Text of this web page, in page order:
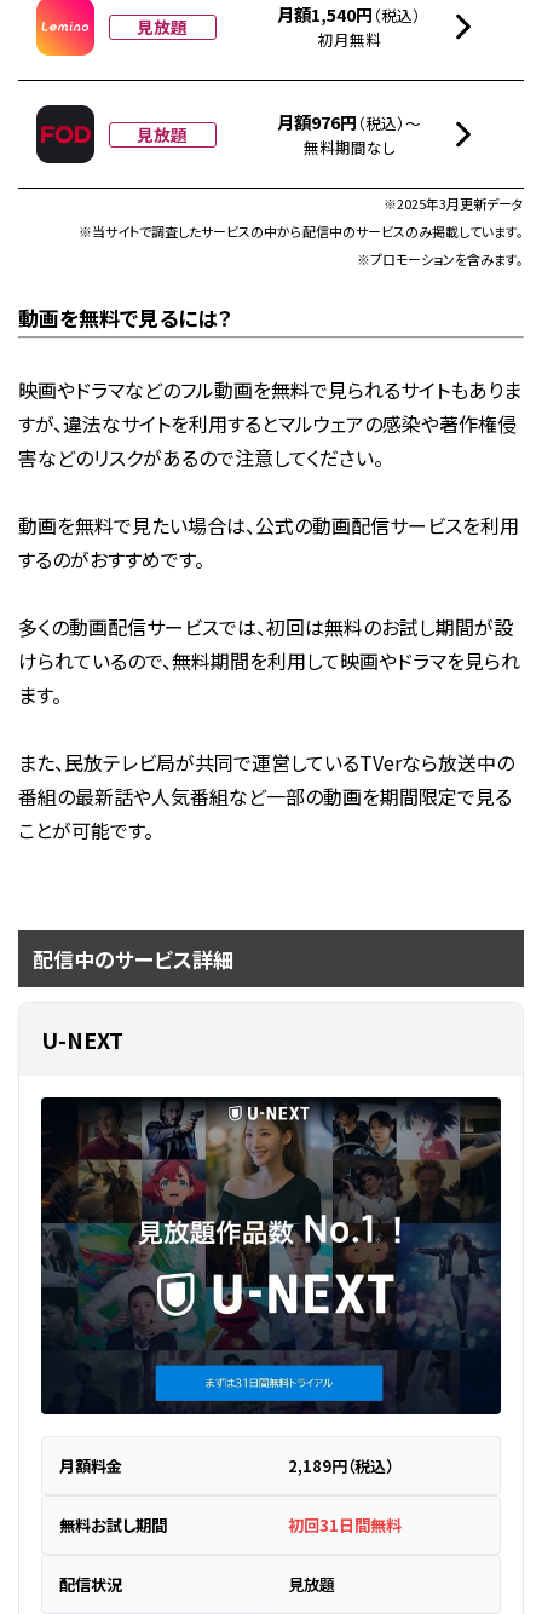
見放題 月額1,540円 （税込）
初月無料
見放題 月額976円 （税込）～
無料期間なし
※2025年3月更新データ
※当サイトで調査したサービスの中から配信中のサービスのみ掲載しています。
※プロモーションを含みます。
動画を無料で見るには？
映画やドラマなどのフル動画を無料で見られるサイトもありま
すが、違法なサイトを利用するとマルウェアの感染や著作権侵
害などのリスクがあるので注意してください。
動画を無料で見たい場合は、公式の動画配信サービスを利用
するのがおすすめです。
多くの動画配信サービスでは、初回は無料のお試し期間が設
けられているので、無料期間を利用して映画やドラマを見られ
ます。
また、民放テレビ局が共同で運営しているTVerなら放送中の
番組の最新話や人気番組など一部の動画を期間限定で見る
ことが可能です。
配信中のサービス詳細
U-NEXT
月額料金 2,189円（税込）
無料お試し期間 初回31日間無料
配信状況 見放題